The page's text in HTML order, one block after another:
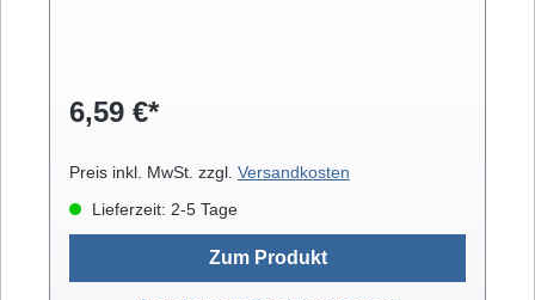
6,59 €*
Preis inkl. MwSt. zzgl. Versandkosten
Lieferzeit: 2-5 Tage
Zum Produkt